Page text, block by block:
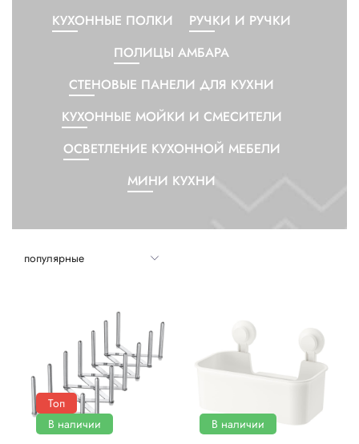
КРОВАТИ И МАТРАСЫ
ДЕТИ И МЛАДЕНЦЫ
САНТЕХНИКА
СТИРКА И УБОРКА
DIY В ДОМАШНИХ
БЫТОВАЯ ЭЛЕКТРОНИКА
ТОВАРЫ ДЛЯ ЖИВОТНЫХ
КУХОННЫЕ ПОЛКИ
РУЧКИ И РУЧКИ
ПОЛИЦЫ АМБАРА
СТЕНОВЫЕ ПАНЕЛИ ДЛЯ КУХНИ
КУХОННЫЕ МОЙКИ И СМЕСИТЕЛИ
ОСВЕТЛЕНИЕ КУХОННОЙ МЕБЕЛИ
МИНИ КУХНИ
Топ
В наличии
В наличии